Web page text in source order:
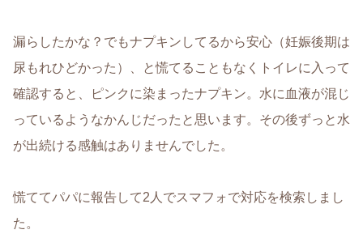
漏らしたかな？でもナプキンしてるから安心（妊娠後期は
尿もれひどかった）、と慌てることもなくトイレに入って
確認すると、ピンクに染まったナプキン。水に血液が混じ
っているようなかんじだったと思います。その後ずっと水
が出続ける感触はありませんでした。
慌ててパパに報告して2人でスマフォで対応を検索しまし
た。